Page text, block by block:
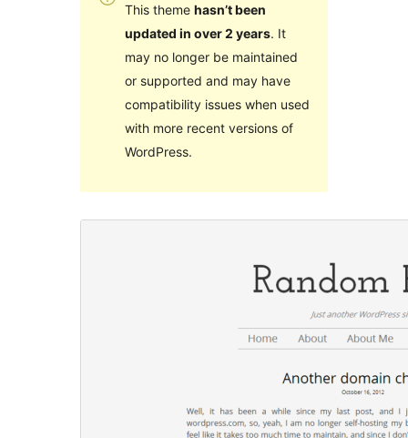
This theme hasn’t been
updated in over 2 years. It
may no longer be maintained
or supported and may have
compatibility issues when used
with more recent versions of
WordPress.